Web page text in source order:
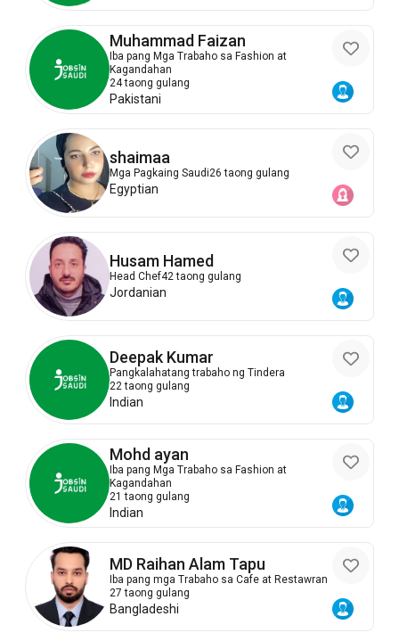
Muhammad Faizan
Iba pang Mga Trabaho sa Fashion at
Kagandahan
24 taong gulang
Pakistani
shaimaa
Mga Pagkaing Saudi26 taong gulang
Egyptian
Husam Hamed
Head Chef42 taong gulang
Jordanian
Deepak Kumar
Pangkalahatang trabaho ng Tindera
22 taong gulang
Indian
Mohd ayan
Iba pang Mga Trabaho sa Fashion at
Kagandahan
21 taong gulang
Indian
MD Raihan Alam Tapu
Iba pang mga Trabaho sa Cafe at Restawran
27 taong gulang
Bangladeshi